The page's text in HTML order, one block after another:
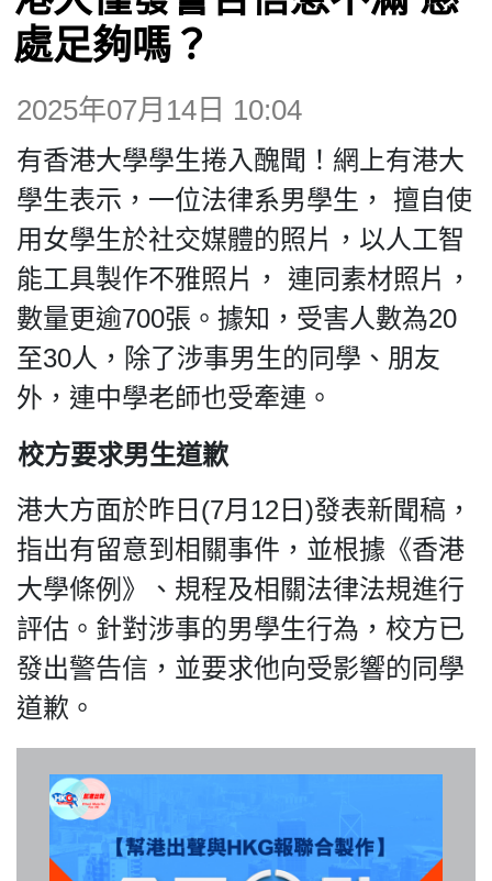
博客
投票
視頻
昔日
活動
我們的立場
登記支持
處足夠嗎？
2025年07月14日 10:04
有香港大學學生捲入醜聞！網上有港大
學生表示，一位法律系男學生， 擅自使
用女學生於社交媒體的照片，以人工智
能工具製作不雅照片， 連同素材照片，
數量更逾700張。據知，受害人數為20
至30人，除了涉事男生的同學、朋友
外，連中學老師也受牽連。
校方要求男生道歉
港大方面於昨日(7月12日)發表新聞稿，
指出有留意到相關事件，並根據《香港
大學條例》、規程及相關法律法規進行
評估。針對涉事的男學生行為，校方已
發出警告信，並要求他向受影響的同學
道歉。